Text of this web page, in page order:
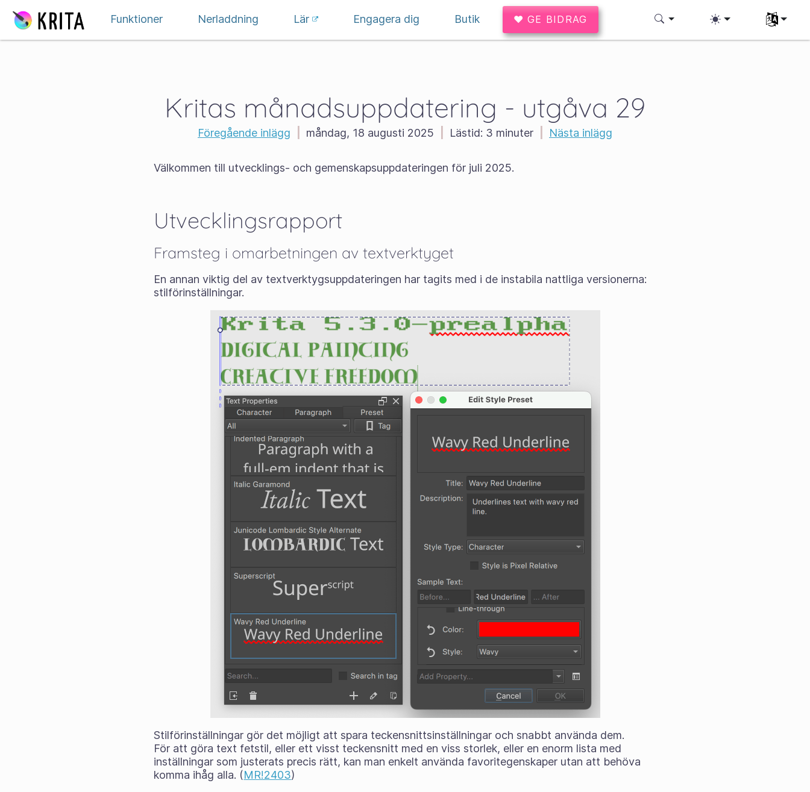
Funktioner
Nerladdning Lär Engagera dig Butik ♥ GE BIDRAG Välj ditt
Kritas månadsuppdatering - utgåva 29
Föregående inlägg måndag, 18 augusti 2025 Lästid: 3 minuter Nästa inlägg
Välkommen till utvecklings- och gemenskapsuppdateringen för juli 2025.
Utvecklingsrapport
Framsteg i omarbetningen av textverktyget
En annan viktig del av textverktygsuppdateringen har tagits med i de instabila nattliga versionerna:
stilförinställningar.
Stilförinställningar gör det möjligt att spara teckensnittsinställningar och snabbt använda dem.
För att göra text fetstil, eller ett visst teckensnitt med en viss storlek, eller en enorm lista med
inställningar som justerats precis rätt, kan man enkelt använda favoritegenskaper utan att behöva
komma ihåg alla. (MR!2403)